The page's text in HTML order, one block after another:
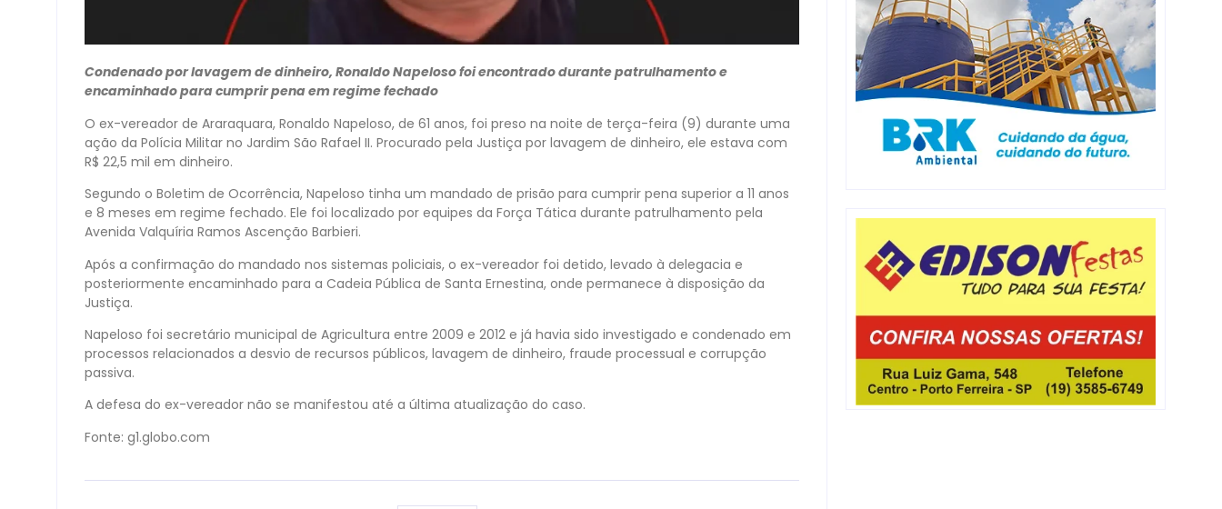
Condenado por lavagem de dinheiro, Ronaldo Napeloso foi encontrado durante patrulhamento e
encaminhado para cumprir pena em regime fechado
O ex-vereador de Araraquara, Ronaldo Napeloso, de 61 anos, foi preso na noite de terça-feira (9) durante uma
ação da Polícia Militar no Jardim São Rafael II. Procurado pela Justiça por lavagem de dinheiro, ele estava com
R$ 22,5 mil em dinheiro.
Segundo o Boletim de Ocorrência, Napeloso tinha um mandado de prisão para cumprir pena superior a 11 anos
e 8 meses em regime fechado. Ele foi localizado por equipes da Força Tática durante patrulhamento pela
Avenida Valquíria Ramos Ascenção Barbieri.
Após a confirmação do mandado nos sistemas policiais, o ex-vereador foi detido, levado à delegacia e
posteriormente encaminhado para a Cadeia Pública de Santa Ernestina, onde permanece à disposição da
Justiça.
Napeloso foi secretário municipal de Agricultura entre 2009 e 2012 e já havia sido investigado e condenado em
processos relacionados a desvio de recursos públicos, lavagem de dinheiro, fraude processual e corrupção
passiva.
A defesa do ex-vereador não se manifestou até a última atualização do caso.
Fonte: g1.globo.com